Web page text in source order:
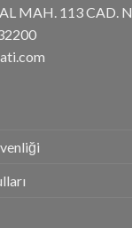
MAH. 113 CAD.